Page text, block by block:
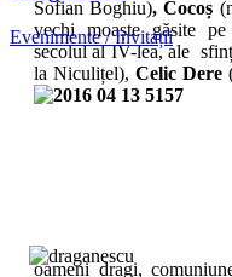
Sofian Boghiu), Cocoș
vechi moaște găsite
secolul al IV-lea, ale
la Niculițel), Celic Dere
oameni dragi,
Evenimente / Invitații